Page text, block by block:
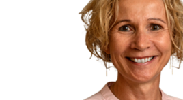
elektrisk port og værksted for slet
carport , er endnu et plus.
Ejerne har boet i ejendommen
opdateret og vedligeholdt denne
Designa-køkken og gæstetoilet, så